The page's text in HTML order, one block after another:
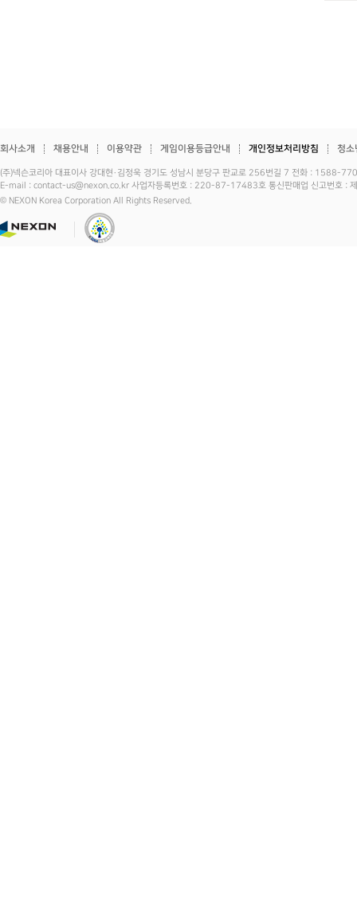
회사소개 채용안내 이용약관 게임이용등급안내 개인정보처리방침 청소
(주)넥슨코리아 대표이사 강대현·김정욱 경기도 성남시 분당구 판교로 256번길 7 전화 :
E-mail : contact-us@nexon.co.kr 사업자등록번호 : 220-87-17483호 통신판매업 신고번호 :
© NEXON Korea Corporation All Rights Reserved.